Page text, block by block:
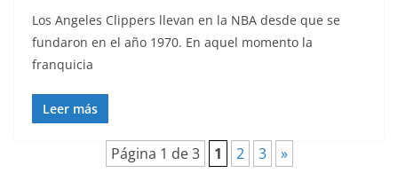
Los Angeles Clippers llevan en la NBA desde que se
fundaron en el año 1970. En aquel momento la
franquicia
Leer más
Página 1 de 3 1 2 3 »